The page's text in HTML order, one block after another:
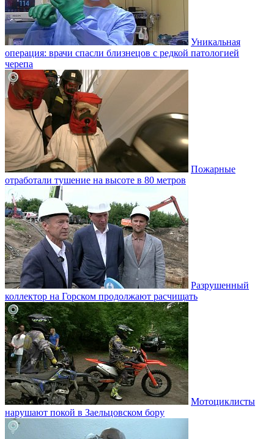
Уникальная
операция: врачи спасли близнецов с редкой патологией
черепа
Пожарные
отработали тушение на высоте в 80 метров
Разрушенный
коллектор на Горском продолжают расчищать
Мотоциклисты
нарушают покой в Заельцовском бору